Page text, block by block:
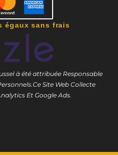
égaux sans frais
à été attribuée Responsable
Ce Site Web Collecte
Et Google Ads.